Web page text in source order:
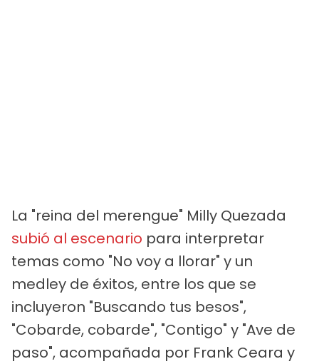
La "reina del merengue" Milly Quezada
subió al escenario para interpretar
temas como "No voy a llorar" y un
medley de éxitos, entre los que se
incluyeron "Buscando tus besos",
"Cobarde, cobarde", "Contigo" y "Ave de
paso", acompañada por Frank Ceara y